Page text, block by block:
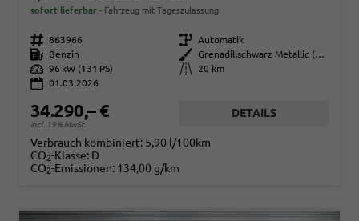
sofort lieferbar Fahrzeug mit Tageszulassung
Fahrzeugnr. 863966 Getriebe Automatik
Kraftstoff
Benzin Außenfarbe
Grenadillschwarz Metallic (0E)
Leistung 96 kW (131 PS) Kilometerstand
20 km
01.03.2026
34.290,– €
incl. 19% MwSt.
DETAILS
Verbrauch kombiniert: 5,90 l/100km
CO2-Klasse: D
CO2-Emissionen: 134,00 g/km